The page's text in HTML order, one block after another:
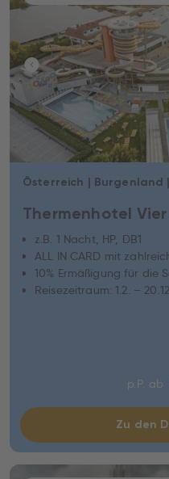
Thermenhotel
z.B. 1 Nacht, HP, DB1
ALL IN CARD mit
10% Ermäßigung für die
Reisezeitraum: 1.2. –
p.P. ab
Zu den